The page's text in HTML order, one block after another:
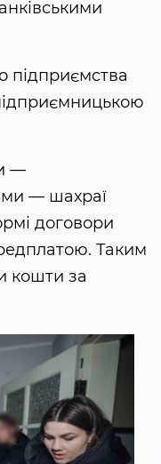
підприємства
—
— шахраї
договори
Таким
кошти за